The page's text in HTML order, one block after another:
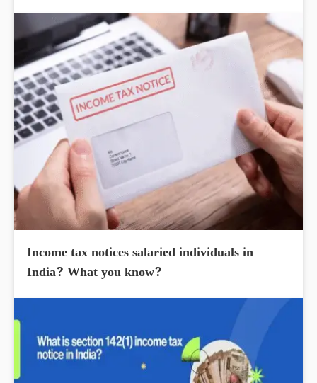
Income tax notices salaried individuals in
India? What you know?